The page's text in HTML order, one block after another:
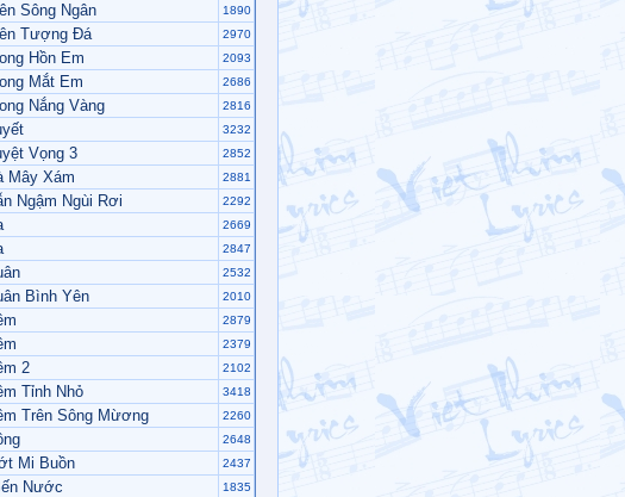
Sông Ngân 1890
Tượng Đá 2970
Hồn Em 2093
Mắt Em 2686
Nắng Vàng 2816
3232
Vọng 3 2852
Mây Xám 2881
Ngậm Ngùi Rơi 2292
2669
2847
2532
Bình Yên 2010
2879
2379
2 2102
Tỉnh Nhỏ 3418
Trên Sông Mừơng 2260
2648
Mi Buồn 2437
Nước 1835